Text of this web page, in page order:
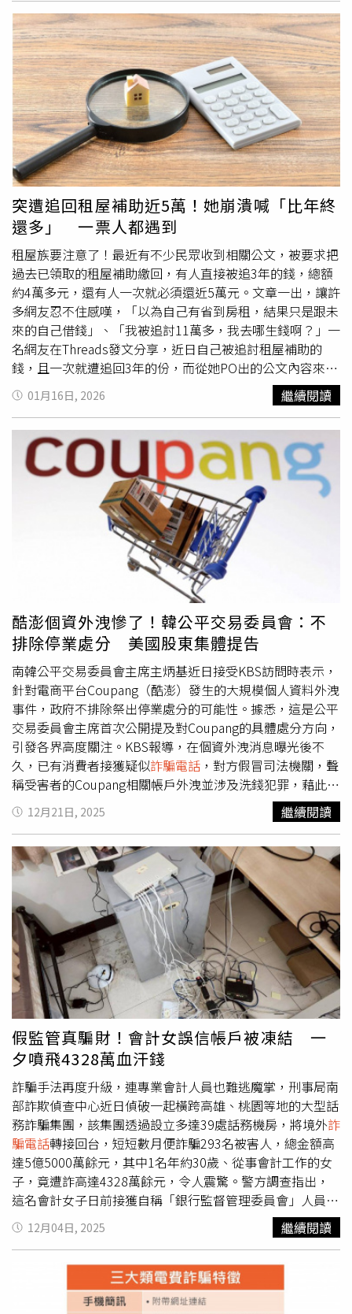
民眾提供銀行帳戶、證件照與信用卡資料等，從而轉帳至詐
團所提供帳戶。警方獲報追查後發現，一對分別為49歲與
47歲的洪姓姊弟於新北三重經營二類電信台傳科技有限公
司，透過29歲的李姓男子牽線與詐團聯繫，以個人名義在多
處商辦大樓與客戶民宅內，向中華電信與遠傳電信等一類電
信業者申請30餘線之市話電話與節費電話供IPPBX (網路電
話交換機)使用，透過事先設定「顯號功能關閉」，藉此將
來自境外的網路電話（VoIP），轉置為其公司所申設的市話
號碼，成功規避境外門號攔阻機制，「偽裝」成隱藏號碼的
市話撥打給被害人，大幅提高詐騙的成功率，亦可避免詐騙
市號遭通報停話。據悉，洪姓姊弟單單靠市話出租，短短半
年內至少淨賺2160萬餘元。警方報請新北地檢署檢察官指
揮偵辦，於去年下旬分波展開查緝，共計查獲洪姓犯嫌等5
人到案，並查扣網路電話交換機（IPPBX）、網路閘道器
（Gateway）、手機、存摺等贓證物。清查本案被害人計18
人，合計財損金額達新臺幣355萬元，其中一名52歲女保險
員遭詐150萬餘元，全案後續依刑法加重詐欺、組織犯罪防
制條例、詐欺犯罪危害防制條例等罪嫌移請地檢署偵辦。刑
事局表示，微信通訊軟體未於我國落地納管，一般民眾較難
向官方客服詢問查證，使用上應特別小心偽冒或詐騙之情
事，也呼籲二類電信業者，應恪遵相關法規，避免電信服務
遭詐團利用，共同守護民眾財產安全。亦提醒社會大眾，任
何自稱銀行、客服、公務機關，或是「未顯示號碼」的不明
電話，均勿輕易相信其內容，如有接獲疑似詐騙電話或訊
息，可搜尋打詐儀錶板 https://165dashboard.tw/ 或撥打
110及165反詐騙諮詢專線，避免上當受騙。
突遭追回租屋補助近5萬！她崩潰喊「比年終
還多」 一票人都遇到
租屋族要注意了！最近有不少民眾收到相關公文，被要求把
過去已領取的租屋補助繳回，有人直接被追3年的錢，總額
約4萬多元，還有人一次就必須還近5萬元。文章一出，讓許
多網友忍不住感嘆，「以為自己有省到房租，結果只是跟未
來的自己借錢」、「我被追討11萬多，我去哪生錢啊？」一
名網友在Threads發文分享，近日自己被追討租屋補助的
錢，且一次就遭追回3年的份，而從她PO出的公文內容來
看，上面寫著「依據『三百億中央擴大租屋專案計畫作業規
定』……經查申請資料及稅務資料，因租賃建物無住家用稅
率，及登記主要用途含有『住』、『農舍』、『套房』、
『公寓』或『宿舍』字樣，不符合作業規定，須撤銷補助並
要求繳回溢領金額」。另一名網友則抱怨，近期很多人都有
收到公文，「要還快5萬元的錢……要過年的心情都沒有
了，年終都沒這麼多，超氣！」相關貼文曝光後，不少鄉民
也紛紛留言道，「補助審核過了再討回，神操作」、「被討
兩年份，申訴沒有用，溢領期間以為自己有省到房租，結果
只是跟未來的自己借錢」、「很多房東給申請租屋補助都會
提高租金，啊他自己如果有逃漏稅查核後，我們補助又被追
回，那漲屁租金」、「我被追討11萬多，我去哪生錢啊」、
「2年前也遇到一樣的事，溢領繳回3萬多，說什麼查無住家
用稅率」、「2023年也被討回10個月的租補，是用電話通
知我的，叫我在幾天內要還清2萬多，否則會被凍結帳號，
還以為是詐騙電話，結果查了後發現確實是政府單位打來的
電話」。也有人說到，「可以去申請分期！我們也是這樣，
而且他分期沒有繳款單，只有給你帳號跟總額，要自己算1
個月要匯款多少，匯款紀錄都要收著」、「如果你還留有當
初的居住事實證明的話，可以申訴看看，我那時候有被這項
駁回申請，附上跟房東的對話和繳費紀錄（租金+水電費）
等等照片，專員就給我過了」。立法院預算中心報告去年9
月曾指出，租金補貼111年至114年溢領金額逾5.8億元，半
數尚未完成追討，而內政部國土管理署主動調取資料確認比
對，皆已通知申請人必須繳回溢領款項，對於溢領者均積極
持續進行追回作業。國土署表示，租金補貼出現溢領原因，
包括申請人資格變動，例如取得自有住宅、租約提前終止、
自願放棄補貼、申請人死亡等因素所造成；為防止溢領情形
發生，國土署已透過強化勾稽查核機制、跨部會資料比對等
措施，運用大數據分析並與地方政府共同合作，以完善租金
補貼審查及追繳作業。
01月16日, 2026 繼續閱讀
酷澎個資外洩慘了！韓公平交易委員會：不
排除停業處分 美國股東集體提告
南韓公平交易委員會主席主炳基近日接受KBS訪問時表示，
針對電商平台Coupang（酷澎）發生的大規模個人資料外洩
事件，政府不排除祭出停業處分的可能性。據悉，這是公平
交易委員會主席首次公開提及對Coupang的具體處分方向，
引發各界高度關注。KBS報導，在個資外洩消息曝光後不
久，已有消費者接獲疑似詐騙電話 ，對方假冒司法機關，聲
稱受害者的Coupang相關帳戶外洩並涉及洗錢犯罪，藉此進
行語音釣魚詐騙。據了解，已有民眾實際匯出高達1000萬
韓元（約新台幣21萬元)，相關的二次衍生損害正持續擴
大。然而，Coupang至今尚未提出明確的受害補償方案。日
前在國會聽證會上Coupang臨時代表羅傑斯（Harold
Rogers）表示，此次外洩的資料並未包含支付資訊或登入
資訊等最敏感的個人資訊。目前，聯合調查小組正針對事件
展開全面調查。主炳基指出，若確認客戶個資遭盜用並導致
實質財產損失，且Coupang未能妥善執行損害補救措施，公
平交易委員會可依法對其施以停業處分。同時，政府也保留
以課徵罰款取代停業的選項。主炳基表示，若停業措施可能
對消費者造成更大不便或損害，將可改以處以高額罰金作為
替代處分。此外，Coupang亦面臨來自海外的法律風險。美
國方面已對Coupang提起集體訴訟，指控其違反資訊揭露義
務。該集體訴訟的主要爭議點在於，Coupang未能及時披露
資料外洩事件，導致投資人與股東蒙受損失。目前，該案已
提交至美國加州北區地方法院。訴狀指出，儘管發生了被形
容為「韓國歷史上規模最大的資料外洩事件」，Coupang仍
未依規定履行資訊揭露義務，並被指控作出虛假或具誤導性
的揭露，或未能充分揭露相關重大資訊。另一方面，隨著
Coupang創辦人金範錫過去與某名高層人士的通訊紀錄及內
部電子郵件曝光，外界發現Coupang在約7年前亦曾發生多
起客戶帳號遭盜用的案例，顯示其在個人資料保護與資安管
理方面的問題，恐非單一事件，而是長期累積的結構性風
險。
12月21日, 2025 繼續閱讀
假監管真騙財！會計女誤信帳戶被凍結 一
夕噴飛4328萬血汗錢
詐騙手法再度升級，連專業會計人員也難逃魔掌，刑事局南
部詐欺偵查中心近日偵破一起橫跨高雄、桃園等地的大型話
務詐騙集團，該集團透過設立多達39處話務機房，將境外詐
騙電話轉接回台，短短數月便詐騙293名被害人，總金額高
達5億5000萬餘元，其中1名年約30歲、從事會計工作的女
子，竟遭詐高達4328萬餘元，令人震驚。警方調查指出，
這名會計女子日前接獲自稱「銀行監督管理委員會」人員的
來電，對方謊稱她的銀行帳戶因涉案遭凍結，隨後還「熱
心」協助轉接至假冒的警察單位報案。被害人依指示加了假
警察的LINE後，對方佯稱她涉及重大洗錢刑案，須配合調
查並提出資金流向證明，要求她多次匯款及面交金錢。直到
對方突然失聯、不讀不回，她才驚覺受騙，但鉅款已難追
12月04日, 2025 繼續閱讀